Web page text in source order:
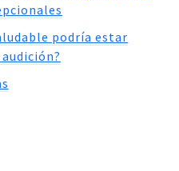
podría estar